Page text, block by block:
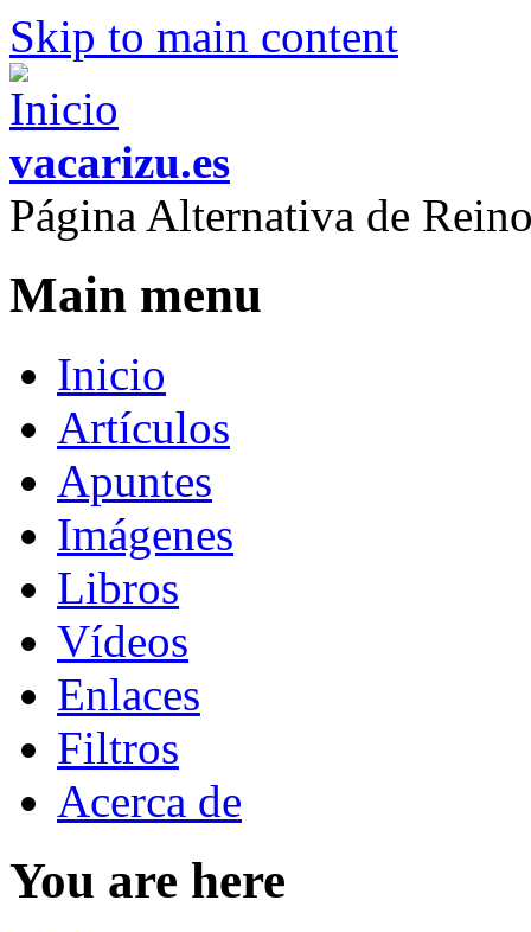
Skip to main content
vacarizu.es
Página Alternativa de
Main menu
Inicio
Artículos
Apuntes
Imágenes
Libros
Vídeos
Enlaces
Filtros
Acerca de
You are here